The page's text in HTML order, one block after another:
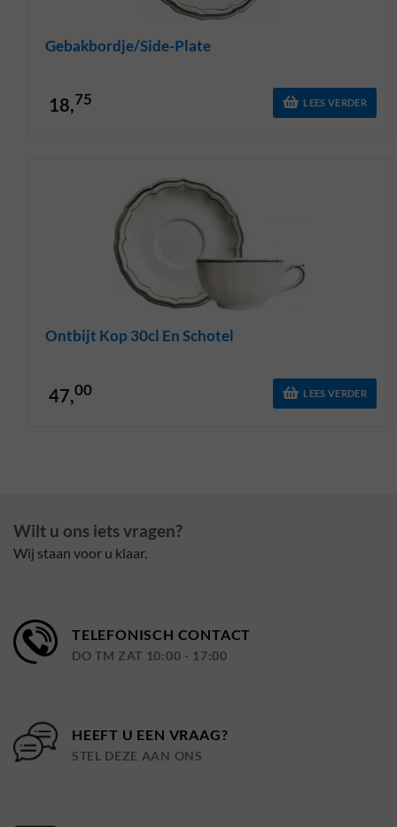
Gebakbordje/side-Plate
18,75 LEES VERDER
Ontbijt Kop 30cl En Schotel
47,00 LEES VERDER
Wilt u ons iets vragen?
Wij staan voor u klaar.
TELEFONISCH CONTACT
DO TM ZAT 10:00 - 17:00
HEEFT U EEN VRAAG?
STEL DEZE AAN ONS